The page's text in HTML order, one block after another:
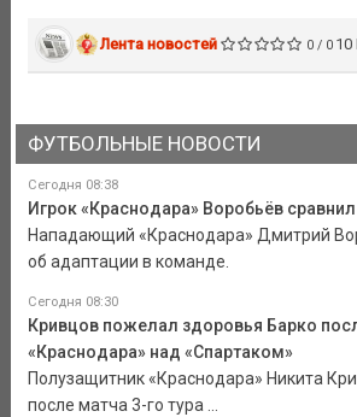
Лента новостей 0 / 0
ФУТБОЛЬНЫЕ НОВОСТИ
Сегодня 08:38
Игрок «Краснодара» Воробьёв
Нападающий «Краснодара» Дмитрий
об адаптации в команде.
Сегодня 08:30
Кривцов пожелал здоровья Барко
«Краснодара» над «Спартаком»
Полузащитник «Краснодара» Никита
после матча 3-го тура ...